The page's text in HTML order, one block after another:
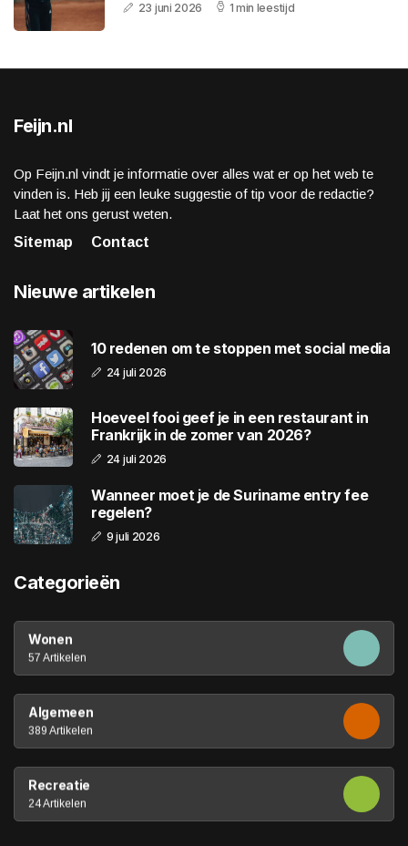
23 juni 2026 1 min leestijd
Feijn.nl
Op Feijn.nl vindt je informatie over alles wat er op het web te
vinden is. Heb jij een leuke suggestie of tip voor de redactie?
Laat het ons gerust weten.
Sitemap
Contact
Nieuwe artikelen
10 redenen om te stoppen met social media
24 juli 2026
Hoeveel fooi geef je in een restaurant in
Frankrijk in de zomer van 2026?
24 juli 2026
Wanneer moet je de Suriname entry fee
regelen?
9 juli 2026
Categorieën
Wonen
57 Artikelen
Algemeen
389 Artikelen
Recreatie
24 Artikelen